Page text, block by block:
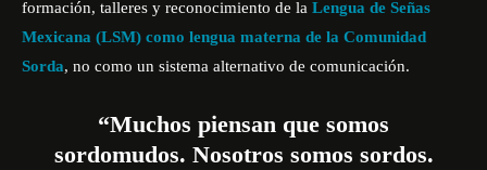
formación, talleres y reconocimiento de la Lengua de Señas
Mexicana (LSM) como lengua materna de la Comunidad
Sorda, no como un sistema alternativo de comunicación.
“Muchos piensan que somos
sordomudos. Nosotros somos sordos.